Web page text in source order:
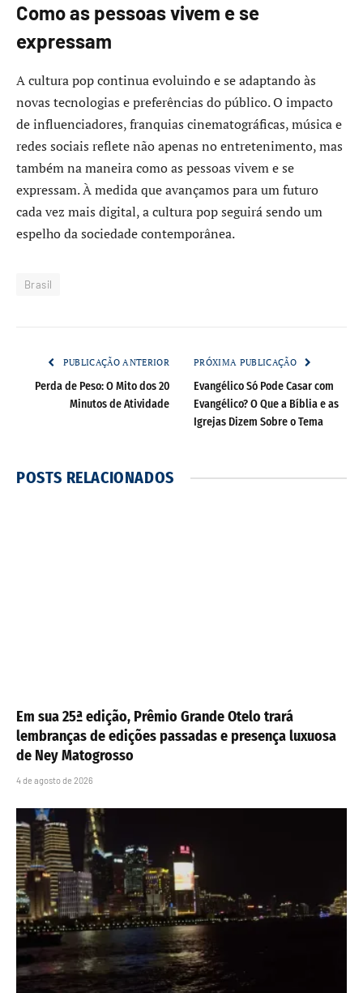
Como as pessoas vivem e se
expressam
A cultura pop continua evoluindo e se adaptando às
novas tecnologias e preferências do público. O impacto
de influenciadores, franquias cinematográficas, música e
redes sociais reflete não apenas no entretenimento, mas
também na maneira como as pessoas vivem e se
expressam. À medida que avançamos para um futuro
cada vez mais digital, a cultura pop seguirá sendo um
espelho da sociedade contemporânea.
Brasil
PUBLICAÇÃO ANTERIOR
Perda de Peso: O Mito dos 20
Minutos de Atividade
PRÓXIMA PUBLICAÇÃO
Evangélico Só Pode Casar com
Evangélico? O Que a Bíblia e as
Igrejas Dizem Sobre o Tema
POSTS RELACIONADOS
Em sua 25ª edição, Prêmio Grande Otelo trará
lembranças de edições passadas e presença luxuosa
de Ney Matogrosso
4 de agosto de 2026